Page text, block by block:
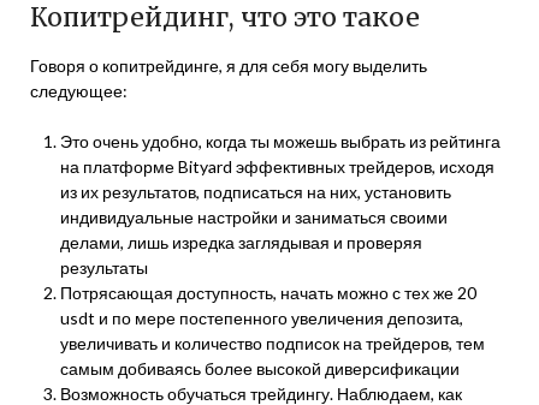
Копитрейдинг, что это такое
Говоря о копитрейдинге, я для себя могу выделить
следующее:
Это очень удобно, когда ты можешь выбрать из рейтинга
на платформе Bityard эффективных трейдеров, исходя
из их результатов, подписаться на них, установить
индивидуальные настройки и заниматься своими
делами, лишь изредка заглядывая и проверяя
результаты
Потрясающая доступность, начать можно с тех же 20
usdt и по мере постепенного увеличения депозита,
увеличивать и количество подписок на трейдеров, тем
самым добиваясь более высокой диверсификации
Возможность обучаться трейдингу. Наблюдаем, как